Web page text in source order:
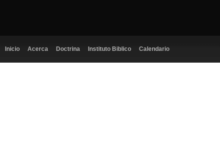
Inicio Acerca Doctrina Instituto Biblico Calendario